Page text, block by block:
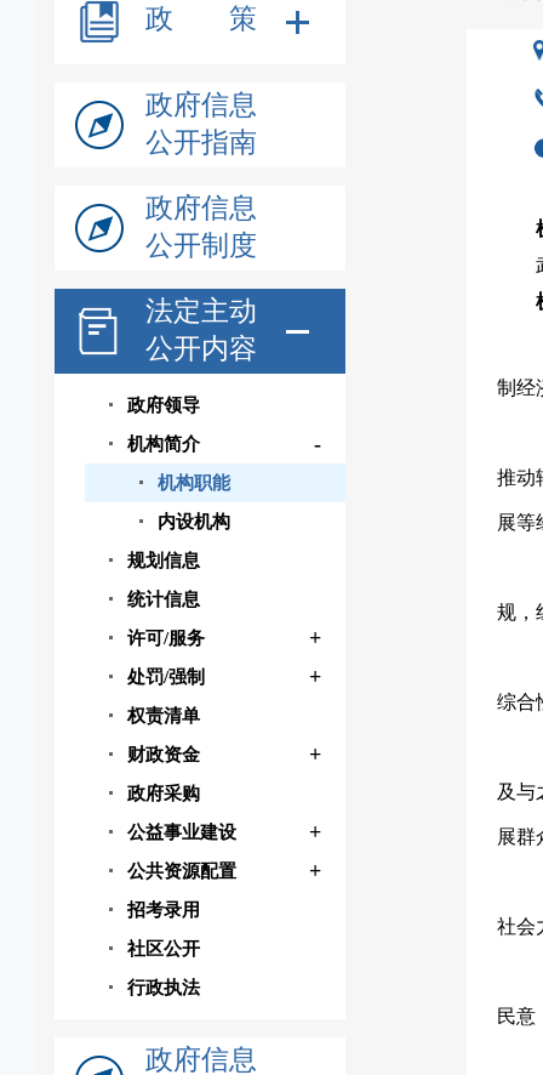
政 策
政府信息
公开指南
政府信息
公开制度
法定主动
公开内容
政府领导
机构简介
-
机构职能
内设机构
规划信息
统计信息
许可/服务
+
处罚/强制 +
权责清单
财政资金
+
政府采购
公益事业建设
+
公共资源配置 +
招考录用
社区公开
行政执法
政府信息
制经
推动
展等
规，
综合
及与
展群
社会
民意